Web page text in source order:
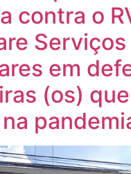
contra o
Serviços
em
(os) que